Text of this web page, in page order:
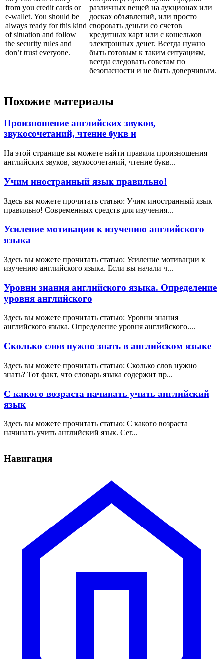
from you credit cards or
e-wallet. You should be
always ready for this kind
of situation and follow
the security rules and
don’t trust everyone.
различных вещей на аукционах или
досках объявлений, или просто
своровать деньги со счетов
кредитных карт или с кошельков
электронных денег. Всегда нужно
быть готовым к таким ситуациям,
всегда следовать советам по
безопасности и не быть доверчивым.
Похожие материалы
Произношение английских звуков,
звукосочетаний, чтение букв и
На этой странице вы можете найти правила произношения
английских звуков, звукосочетаний, чтение букв...
Учим иностранный язык правильно!
Здесь вы можете прочитать статью: Учим иностранный язык
правильно! Современных средств для изучения...
Усиление мотивации к изучению английского
языка
Здесь вы можете прочитать статью: Усиление мотивации к
изучению английского языка. Если вы начали ч...
Уровни знания английского языка. Определение
уровня английского
Здесь вы можете прочитать статью: Уровни знания
английского языка. Определение уровня английского....
Сколько слов нужно знать в английском языке
Здесь вы можете прочитать статью: Сколько слов нужно
знать? Тот факт, что словарь языка содержит пр...
С какого возраста начинать учить английский
язык
Здесь вы можете прочитать статью: С какого возраста
начинать учить английский язык. Сег...
Навигация